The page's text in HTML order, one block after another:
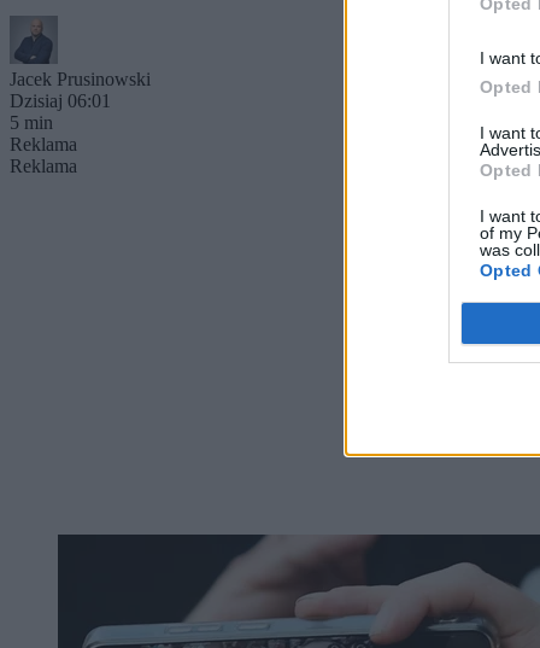
I want
Opted
I want
Opted
I want
of my
was
Opted
Jacek Prusinowski
Dzisiaj 06:01
5 min
Reklama
Reklama